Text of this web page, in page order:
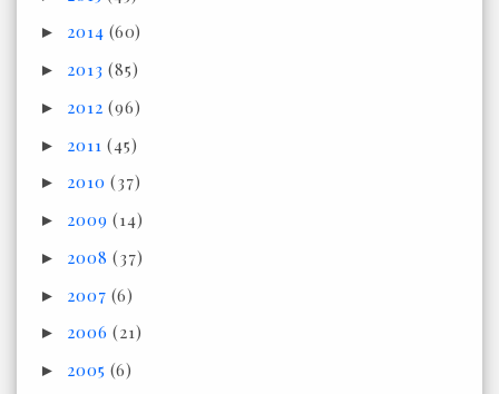
► 2014(60)
► 2013(85)
► 2012(96)
► 2011(45)
► 2010(37)
► 2009(14)
► 2008(37)
► 2007(6)
► 2006(21)
► 2005(6)